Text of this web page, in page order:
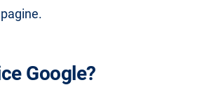
Google?